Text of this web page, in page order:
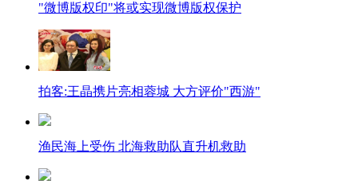
"微博版权印"将或实现微博版权保护
拍客:王晶携片亮相蓉城 大方评价"西游"
渔民海上受伤 北海救助队直升机救助